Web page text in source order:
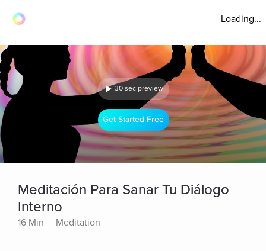
Loading...
30 sec preview
Get Started Free
Meditación Para Sanar Tu Diálogo
Interno
16 Min Meditation